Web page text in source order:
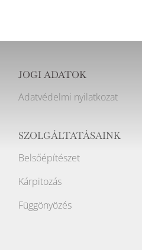
JOGI ADATOK
Adatvédelmi nyilatkozat
SZOLGÁLTATÁSAINK
Belsőépítészet
Kárpitozás
Függönyözés